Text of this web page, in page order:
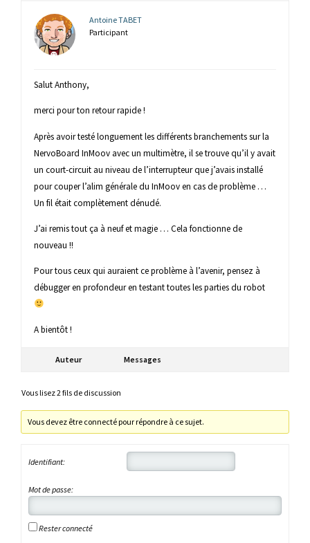
Antoine TABET
Participant
Salut Anthony,
merci pour ton retour rapide !
Après avoir testé longuement les différents branchements sur la
NervoBoard InMoov avec un multimètre, il se trouve qu’il y avait
un court-circuit au niveau de l’interrupteur que j’avais installé
pour couper l’alim générale du InMoov en cas de problème …
Un fil était complètement dénudé.
J’ai remis tout ça à neuf et magie … Cela fonctionne de
nouveau !!
Pour tous ceux qui auraient ce problème à l’avenir, pensez à
débugger en profondeur en testant toutes les parties du robot
A bientôt !
Auteur Messages
Vous lisez 2 fils de discussion
Vous devez être connecté pour répondre à ce sujet.
Identifiant:
Mot de passe:
Rester connecté